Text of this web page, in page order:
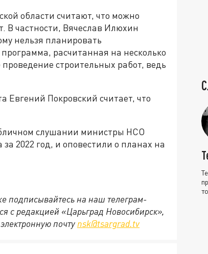
области считают, что можно
В частности, Вячеслав Илюхин
нельзя планировать
расчитанная на несколько
строительных работ, ведь
Евгений Покровский считает, что
слушании министры НСО
2022 год, и оповестили о планах на
подписывайтесь на наш телеграм-
с редакцией «Царьград Новосибирск»,
почту nsk@tsargrad.tv